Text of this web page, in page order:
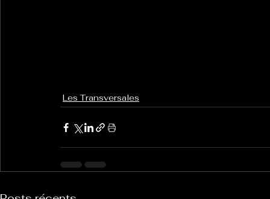
Les Transversales